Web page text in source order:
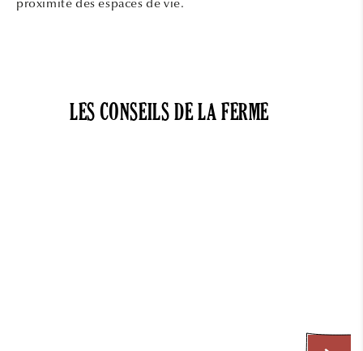
proximité des espaces de vie.
LES CONSEILS DE LA FERME